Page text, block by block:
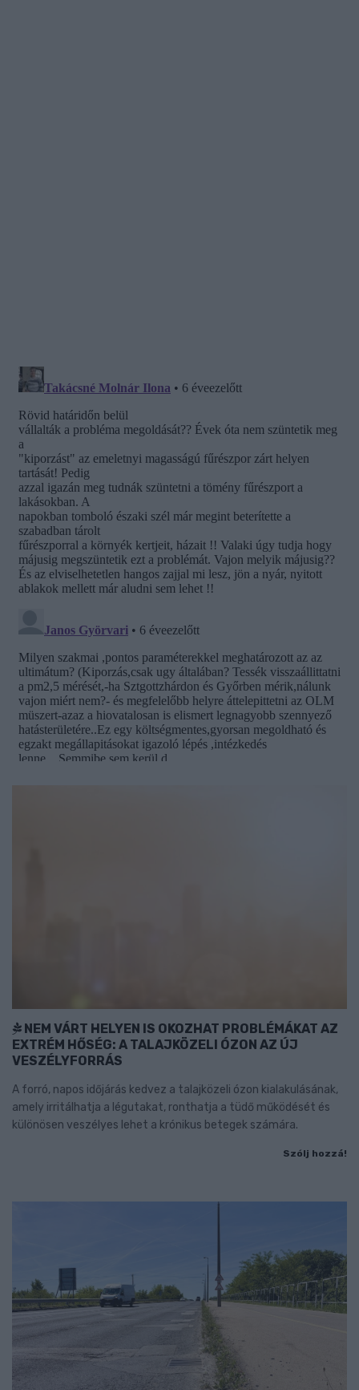
NEM VÁRT HELYEN IS OKOZHAT PROBLÉMÁKAT AZ
EXTRÉM HŐSÉG: A TALAJKÖZELI ÓZON AZ ÚJ
VESZÉLYFORRÁS
A forró, napos időjárás kedvez a talajközeli ózon kialakulásának,
amely irritálhatja a légutakat, ronthatja a tüdő működését és
különösen veszélyes lehet a krónikus betegek számára.
Szólj hozzá!